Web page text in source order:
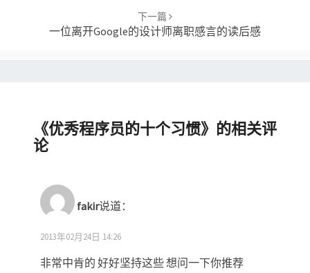
下一篇
一位离开Google的设计师离职感言的读后感
《优秀程序员的十个习惯》的相关评
论
fakir说道：
2013年02月24日 14:26
非常中肯的 好好坚持这些 想问一下你推荐